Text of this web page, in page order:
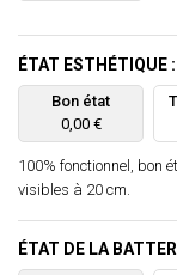
ÉTAT ESTHÉTIQUE
Bon état
0,00 €
100% fonctionnel, bon
visibles à 20 cm.
ÉTAT DE LA